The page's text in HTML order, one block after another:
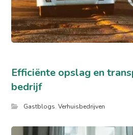
Efficiënte opslag en
bedrijf
Gastblogs,Verhuisbedrijven